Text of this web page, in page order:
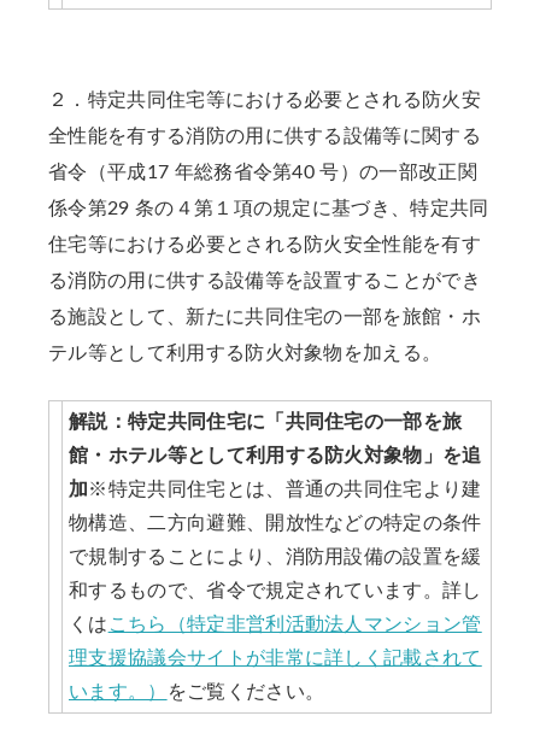
２．特定共同住宅等における必要とされる防火安
全性能を有する消防の用に供する設備等に関する
省令（平成17 年総務省令第40 号）の一部改正関
係令第29 条の４第１項の規定に基づき、特定共同
住宅等における必要とされる防火安全性能を有す
る消防の用に供する設備等を設置することができ
る施設として、新たに共同住宅の一部を旅館・ホ
テル等として利用する防火対象物を加える。
解説：特定共同住宅に「共同住宅の一部を旅
館・ホテル等として利用する防火対象物」を追
加 ※特定共同住宅とは、普通の共同住宅より建
物構造、二方向避難、開放性などの特定の条件
で規制することにより、消防用設備の設置を緩
和するもので、省令で規定されています。詳し
くは こちら（特定非営利活動法人マンション管
理支援協議会サイトが非常に詳しく記載されて
います。）
をご覧ください。